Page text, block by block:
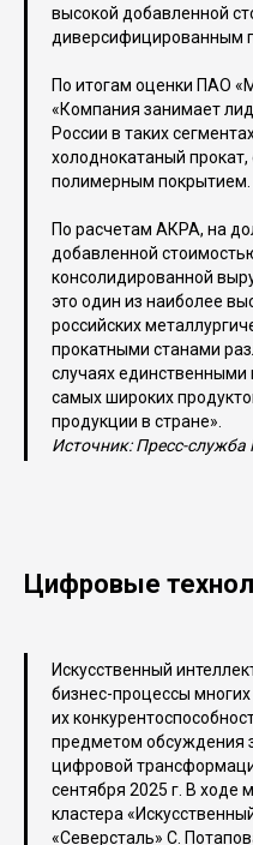
высокой добавленной
диверсифицированным
По итогам оценки ПАО
«Компания занимает
России в таких
холоднокатаный
полимерным покрытием.
По расчетам АКРА, на
добавленной
консолидированной
это один из наиболее
российских
прокатными станами
случаях
самых широких
продукции в стране».
Источник: Пресс-служба
Цифровые
Искусственный
бизнес-процессы
их
предметом обсуждения
цифровой
сентября 2025 г. В ходе
кластера
«Северсталь» С.